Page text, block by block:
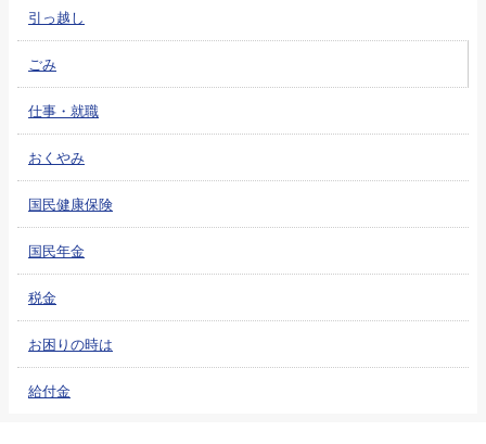
引っ越し
ごみ
仕事・就職
おくやみ
国民健康保険
国民年金
税金
お困りの時は
給付金